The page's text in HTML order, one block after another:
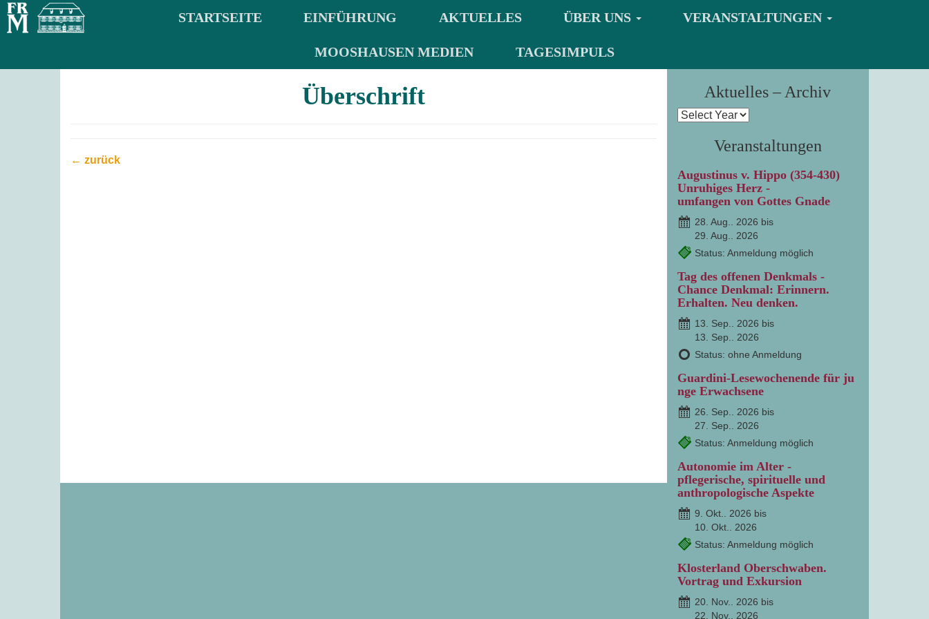
STARTSEITE EINFÜHRUNG AKTUELLES ÜBER UNS VERANSTALTUNGEN
MOOSHAUSEN MEDIEN TAGESIMPULS
Überschrift
← zurück
Aktuelles – Archiv
Veranstaltungen
Augustinus v. Hippo (354-430)
Unruhiges Herz -
umfangen von Gottes Gnade
28. Aug.. 2026 bis
29. Aug.. 2026
Status: Anmeldung möglich
Tag des offenen Denkmals -
Chance Denkmal: Erinnern.
Erhalten. Neu denken.
13. Sep.. 2026 bis
13. Sep.. 2026
Status: ohne Anmeldung
Guardini-Lesewochenende für ju
nge Erwachsene
26. Sep.. 2026 bis
27. Sep.. 2026
Status: Anmeldung möglich
Autonomie im Alter -
pflegerische, spirituelle und
anthropologische Aspekte
9. Okt.. 2026 bis
10. Okt.. 2026
Status: Anmeldung möglich
Klosterland Oberschwaben.
Vortrag und Exkursion
20. Nov.. 2026 bis
22. Nov.. 2026